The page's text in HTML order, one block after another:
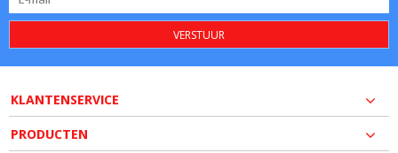
VERSTUUR
KLANTENSERVICE
PRODUCTEN